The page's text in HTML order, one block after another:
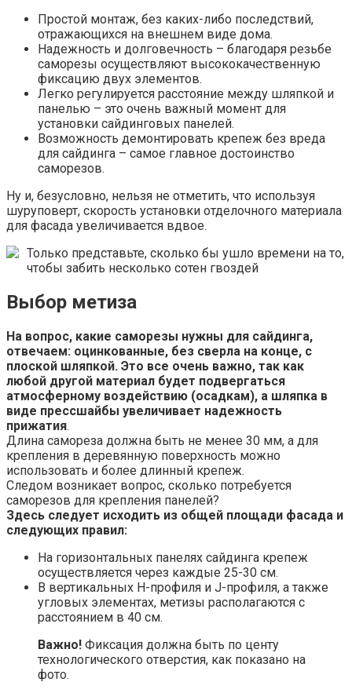
Простой монтаж, без каких-либо последствий,
отражающихся на внешнем виде дома.
Надежность и долговечность – благодаря резьбе
саморезы осуществляют высококачественную
фиксацию двух элементов.
Легко регулируется расстояние между шляпкой и
панелью – это очень важный момент для
установки сайдинговых панелей.
Возможность демонтировать крепеж без вреда
для сайдинга – самое главное достоинство
саморезов.
Ну и, безусловно, нельзя не отметить, что используя
шуруповерт, скорость установки отделочного материала
для фасада увеличивается вдвое.
Только представьте, сколько бы ушло времени на то,
чтобы забить несколько сотен гвоздей
Выбор метиза
На вопрос, какие саморезы нужны для сайдинга,
отвечаем: оцинкованные, без сверла на конце, с
плоской шляпкой. Это все очень важно, так как
любой другой материал будет подвергаться
атмосферному воздействию (осадкам), а шляпка в
виде прессшайбы увеличивает надежность
прижатия.
Длина самореза должна быть не менее 30 мм, а для
крепления в деревянную поверхность можно
использовать и более длинный крепеж.
Следом возникает вопрос, сколько потребуется
саморезов для крепления панелей?
Здесь следует исходить из общей площади фасада и
следующих правил:
На горизонтальных панелях сайдинга крепеж
осуществляется через каждые 25-30 см.
В вертикальных Н-профиля и J-профиля, а также
угловых элементах, метизы располагаются с
расстоянием в 40 см.
Важно! Фиксация должна быть по центу
технологического отверстия, как показано на
фото.